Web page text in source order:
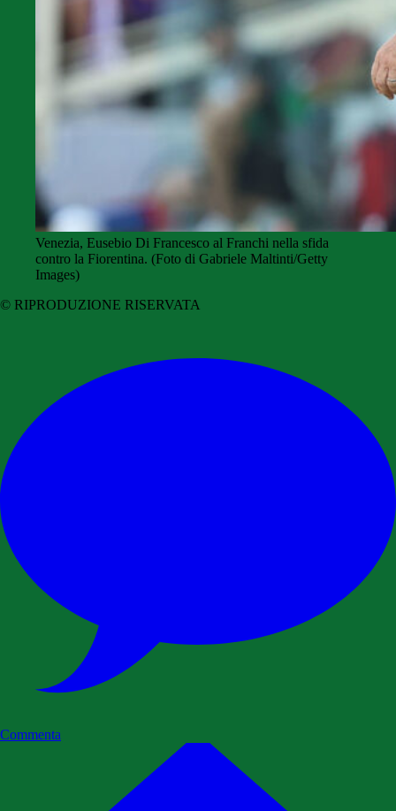
Venezia, Eusebio Di Francesco al Franchi nella sfida
contro la Fiorentina. (Foto di Gabriele Maltinti/Getty
Images)
© RIPRODUZIONE RISERVATA
Commenta